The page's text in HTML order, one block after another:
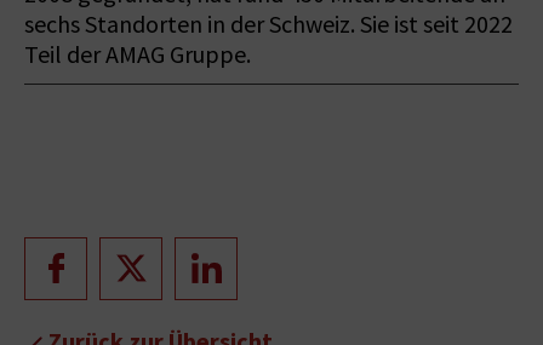
sechs Standorten in der Schweiz. Sie ist seit 2022
Teil der AMAG Gruppe.